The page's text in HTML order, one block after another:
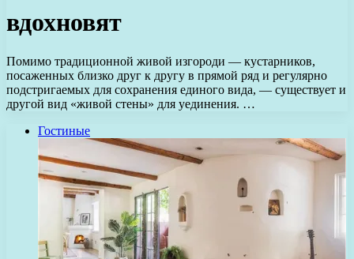
вдохновят
Помимо традиционной живой изгороди — кустарников,
посаженных близко друг к другу в прямой ряд и регулярно
подстригаемых для сохранения единого вида, — существует и
другой вид «живой стены» для уединения. …
Гостиные